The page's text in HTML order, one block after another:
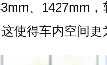
、1427mm
使得车内空间更